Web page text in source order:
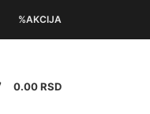
%AKCIJA
0.00RSD